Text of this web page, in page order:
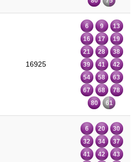
16925
6 9
13
16
17
19
21
28
38
39
41
42
54
58
63
67
68
78
80
61
6 20
30
32
34
37
41
42
43